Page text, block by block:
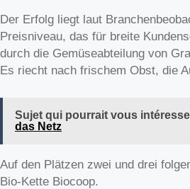
Der Erfolg liegt laut
Preisniveau, das für breite
durch die Gemüseabteilung von
Es riecht nach frischem Obst, die
Sujet qui pourrait vous
das Netz
Auf den Plätzen zwei und drei
Bio-Kette Biocoop.